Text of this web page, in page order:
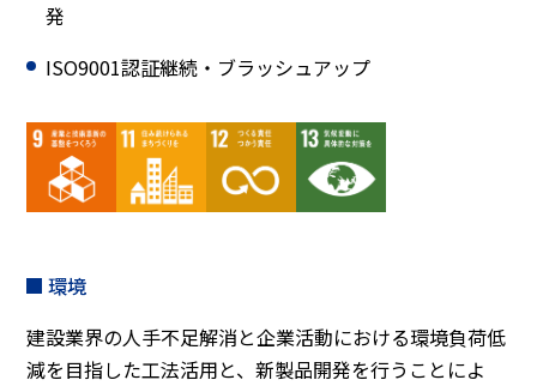
発
ISO9001認証継続・ブラッシュアップ
環境
建設業界の人手不足解消と企業活動における環境負荷低
減を目指した工法活用と、新製品開発を行うことによ